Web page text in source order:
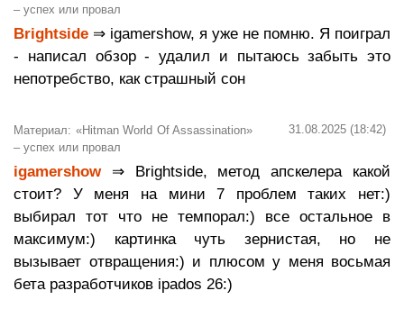
– успех или провал
Brightside ⇒ igamershow, я уже не помню. Я поиграл
- написал обзор - удалил и пытаюсь забыть это
непотребство, как страшный сон
31.08.2025 (18:42)
Материал: «Hitman World Of Assassination»
– успех или провал
igamershow⇒ Brightside, метод апскелера какой
стоит? У меня на мини 7 проблем таких нет:)
выбирал тот что не темпорал:) все остальное в
максимум:) картинка чуть зернистая, но не
вызывает отвращения:) и плюсом у меня восьмая
бета разработчиков ipados 26:)